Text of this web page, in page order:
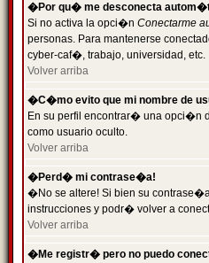
�Por qu� me desconecta
Si no activa la opci�n Conectarme
personas. Para mantenerse
cyber-caf�, trabajo, universidad, etc.
Volver arriba
�C�mo evito que mi nombre de
En su perfil encontrar� una opci�n
como usuario oculto.
Volver arriba
�Perd� mi contrase�a!
�No se altere! Si bien su
instrucciones y podr� volver a
Volver arriba
�Me registr� pero no puedo